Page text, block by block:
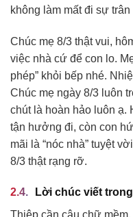
không làm mất đi sự trân
Chúc mẹ 8/3 thật vui,
việc nhà cứ để con lo.
phép” khỏi bếp nhé.
Chúc mẹ ngày 8/3 luôn
chút là hoàn hảo luôn ạ.
tận hưởng đi, còn con
mãi là “nóc nhà” tuyệt
8/3 thật rạng rỡ.
Lời chúc viết